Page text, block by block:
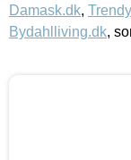
Damask.dk,
Bydahlliving.dk,